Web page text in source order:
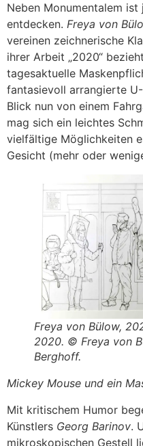
Neben Monumentalem
entdecken. Freya von
vereinen zeichnerische
ihrer Arbeit „2020“
tagesaktuelle
fantasievoll arrangierte
Blick nun von einem
mag sich ein leichtes
vielfältige Möglichkeiten
Gesicht (mehr oder
Freya von Bülow,
2020. © Freya von
Berghoff.
Mickey Mouse und ein
Mit kritischem Humor
Künstlers Georg Barinov.
mikroskopischen Gestell